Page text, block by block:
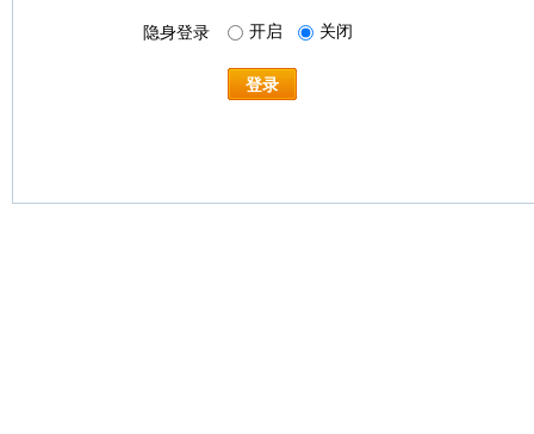
隐身登录 开启 关闭
登录